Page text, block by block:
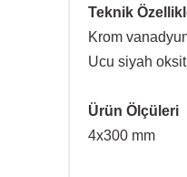
Teknik
Krom
Ucu siyah
Ürün Ölçüleri
4x300 mm